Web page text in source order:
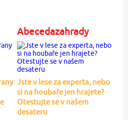
Abecedazahrady
Jste v lese za experta, nebo
si na houbaře jen hrajete?
Otestujte se v našem
desateru